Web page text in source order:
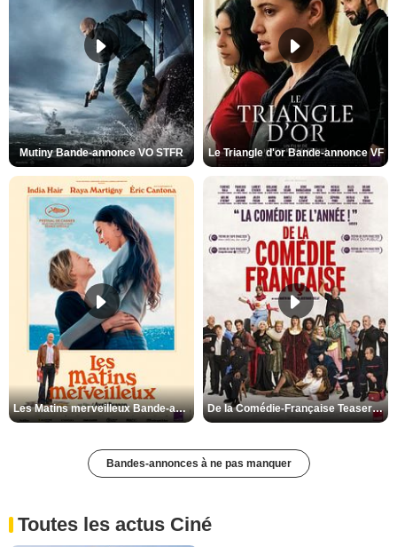
Mutiny Bande-annonce VO STFR Le Triangle d'or Bande-annonce VF
Les Matins merveilleux Bande-annonce VF De la Comédie-Française Teaser VF
Bandes-annonces à ne pas manquer
Toutes les actus Ciné